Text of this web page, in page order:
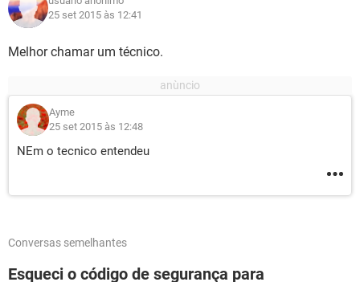
25 set 2015 às 12:41
Melhor chamar um técnico.
Ayme
25 set 2015 às 12:48
NEm o tecnico entendeu
Conversas semelhantes
Esqueci o código de segurança para